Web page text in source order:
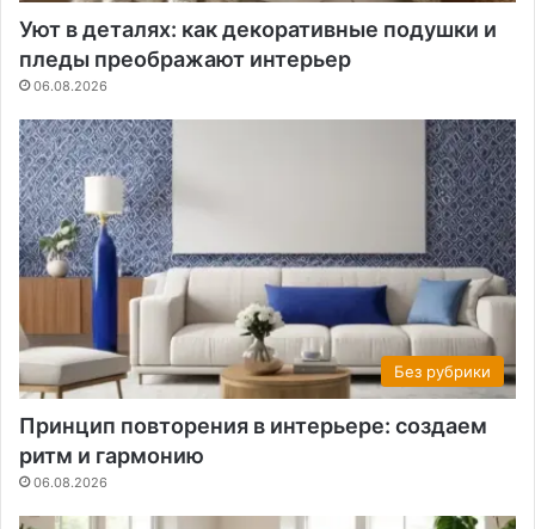
Уют в деталях: как декоративные подушки и
пледы преображают интерьер
06.08.2026
Без рубрики
Принцип повторения в интерьере: создаем
ритм и гармонию
06.08.2026